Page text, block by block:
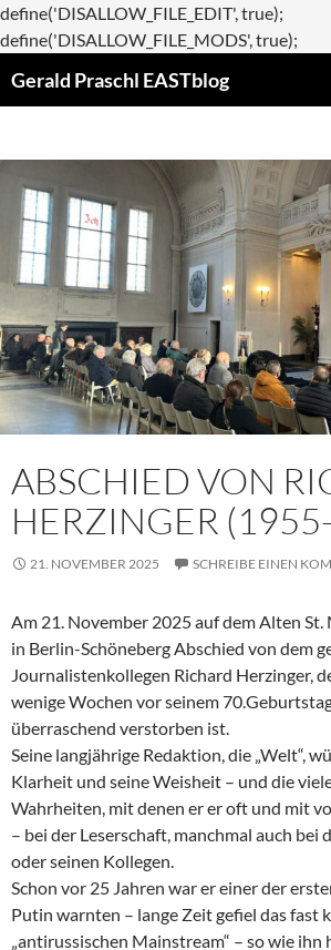
define('DISALLOW_FILE_EDIT', true);
define('DISALLOW_FILE_MODS', true);
Gerald Praschl EASTblog
ABSCHIED VON
HERZINGER
21. NOVEMBER 2025 SCHREIBE EINEN
Am 21. November 2025 auf dem Alten
in Berlin-Schöneberg Abschied von dem
Journalistenkollegen Richard Herzinger,
wenige Wochen vor seinem
überraschend verstorben ist.
Seine langjährige Redaktion, die „Welt“,
Klarheit und seine Weisheit – und die
Wahrheiten, mit denen er er oft und mit
– bei der Leserschaft, manchmal auch bei
oder seinen Kollegen.
Schon vor 25 Jahren war er einer der
Putin warnten – lange Zeit gefiel das fast
„antirussischen Mainstream“ – so wie ihn